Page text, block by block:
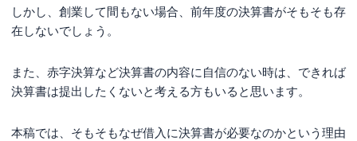
しかし、創業して間もない場合、前年度の決算書がそもそも存
在しないでしょう。
また、赤字決算など決算書の内容に自信のない時は、できれば
決算書は提出したくないと考える方もいると思います。
本稿では、そもそもなぜ借入に決算書が必要なのかという理由